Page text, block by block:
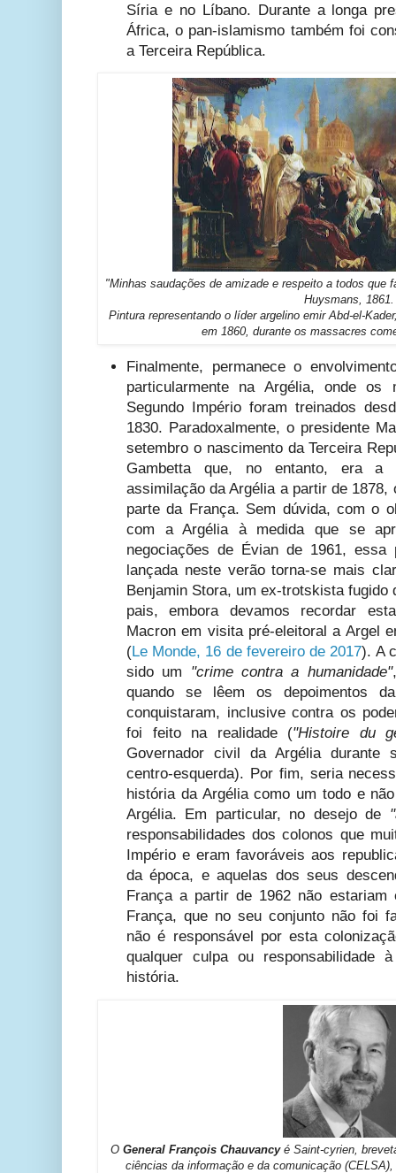
Síria e no Líbano. Durante a longa
África, o pan-islamismo também foi
a Terceira República.
"Minhas saudações de amizade e respeito a todos que
Huysmans, 1861.
Pintura representando o líder argelino emir Abd-el-
em 1860, durante os massacres
Finalmente, permanece o
particularmente na Argélia, onde os
Segundo Império foram treinados
1830. Paradoxalmente, o presidente
setembro o nascimento da Terceira
Gambetta que, no entanto, era a
assimilação da Argélia a partir de 1878,
parte da França. Sem dúvida, com o
com a Argélia à medida que se
negociações de Évian de 1961, essa
lançada neste verão torna-se mais
Benjamin Stora, um ex-trotskista fugido
pais, embora devamos recordar
Macron em visita pré-eleitoral a Argel
(Le Monde, 16 de fevereiro de 2017). A
sido um "crime contra a humanidade"
quando se lêem os depoimentos
conquistaram, inclusive contra os
foi feito na realidade ("Histoire du
Governador civil da Argélia durante
centro-esquerda). Por fim, seria
história da Argélia como um todo e
Argélia. Em particular, no desejo de
responsabilidades dos colonos que
Império e eram favoráveis ​​aos
da época, e aquelas dos seus
França a partir de 1962 não estariam
França, que no seu conjunto não foi
não é responsável por esta
qualquer culpa ou
história.
O General François Chauvancy é Saint-cyrien,
ciências da informação e da comunicação